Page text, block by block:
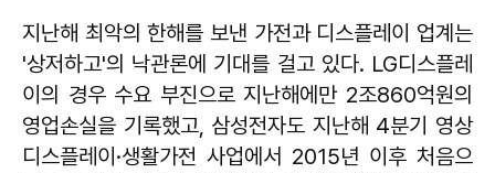
지난해 최악의 한해를 보낸 가전과 디스플레이 업계는
'상저하고'의 낙관론에 기대를 걸고 있다. LG디스플레
이의 경우 수요 부진으로 지난해에만 2조860억원의
영업손실을 기록했고, 삼성전자도 지난해 4분기 영상
디스플레이·생활가전 사업에서 2015년 이후 처음으